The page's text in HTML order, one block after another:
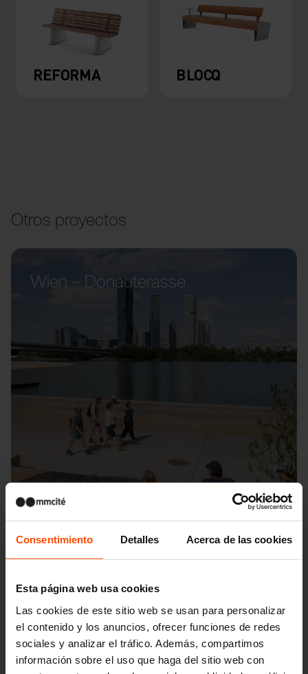
Consentimiento Detalles Acerca de las cookies
Esta página web usa cookies
Las cookies de este sitio web se usan para personalizar
el contenido y los anuncios, ofrecer funciones de redes
sociales y analizar el tráfico. Además, compartimos
información sobre el uso que haga del sitio web con
REFORMA BLOCQ
Otros proyectos
Wien – Donauterasse
Seattle – Popup park